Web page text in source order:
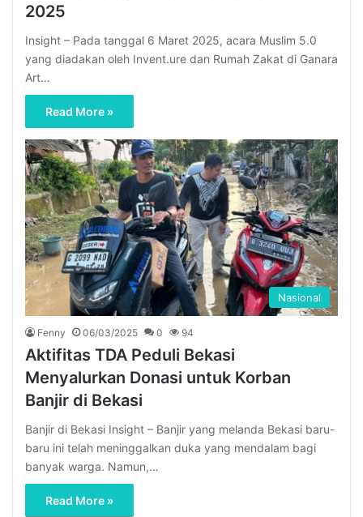
2025
Insight – Pada tanggal 6 Maret 2025, acara Muslim 5.0
yang diadakan oleh Invent.ure dan Rumah Zakat di Ganara
Art…
Read More »
Nasional
Fenny 06/03/2025 0 94
Aktifitas TDA Peduli Bekasi
Menyalurkan Donasi untuk Korban
Banjir di Bekasi
Banjir di Bekasi Insight – Banjir yang melanda Bekasi baru-
baru ini telah meninggalkan duka yang mendalam bagi
banyak warga. Namun,…
Read More »